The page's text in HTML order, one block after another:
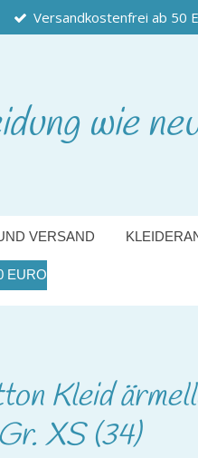
Versandkostenfrei ab 50
wie
VERSAND
EURO
Kleid
XS (34)